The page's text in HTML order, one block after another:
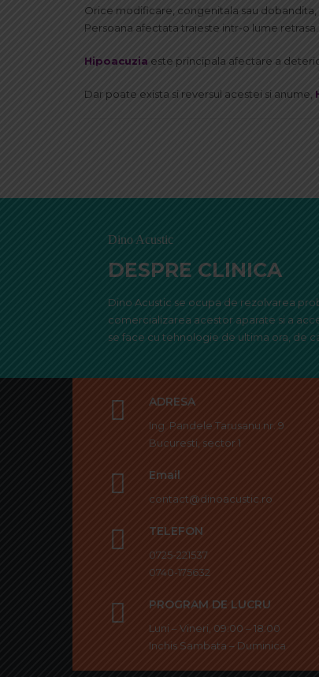
Orice modificare, congenitala sau
Persoana afectata traieste intr-o lume retrasa.
Hipoacuzia este principala afectare a
Dar poate exista si reversul acestei si anume,
Dino Acustic
DESPRE CLINICA
Dino Acustic se ocupa de rezolvarea
comercializarea acestor aparate si a
se face cu tehnologie de ultima ora, de
ADRESA
Ing. Pandele Tarusanu nr. 9
Bucuresti, sector 1
Email
contact@dinoacustic.ro
TELEFON
0725-221537
0740-175632
PROGRAM DE LUCRU
Luni – Vineri, 09:00 – 18:00
Inchis Sambata – Duminica